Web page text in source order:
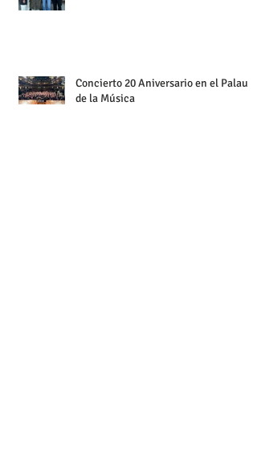
Concierto 20 Aniversario en el Palau
de la Música